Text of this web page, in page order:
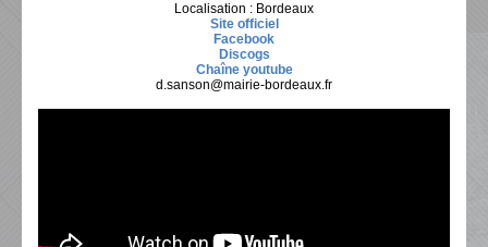
Localisation : Bordeaux
Site officiel
Facebook
Discogs
Chaîne youtube
d.sanson@mairie-bordeaux.fr